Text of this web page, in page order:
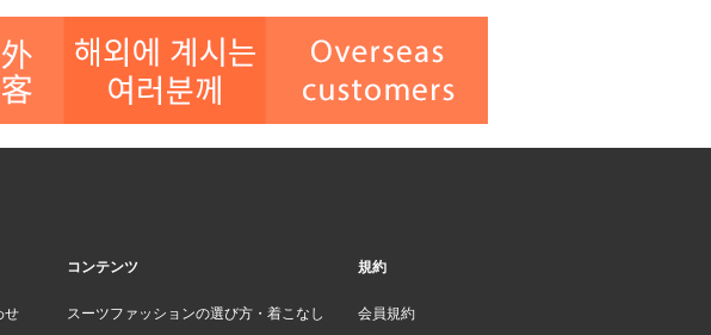
せ
コンテンツ
スーツファッションの選び方・着こなし
規約
会員規約